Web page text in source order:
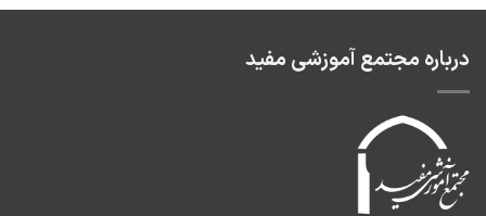
درباره مجتمع آموزشی مفید